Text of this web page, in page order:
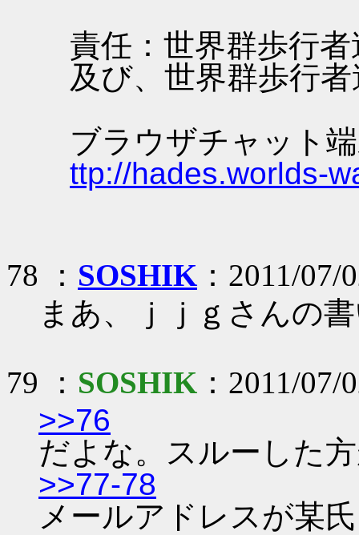
責任：世界群歩行
及び、世界群歩行
ブラウザチャット
ttp://hades.worlds-
78 ： SOSHIK ：2011/
まあ、ｊｊｇさんの
79 ： SOSHIK ：2011/
>>76
だよな。スルーした
>>77-78
メールアドレスが某